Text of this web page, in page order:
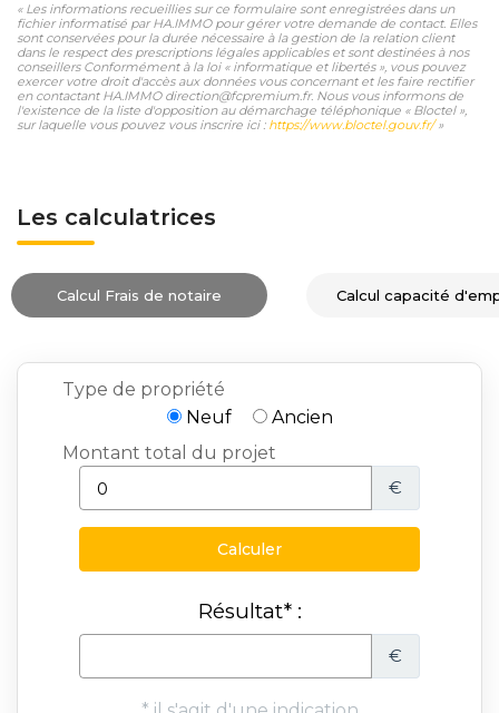
« Les informations recueillies sur ce formulaire sont enregistrées dans un
fichier informatisé par HA.IMMO pour gérer votre demande de contact. Elles
sont conservées pour la durée nécessaire à la gestion de la relation client
dans le respect des prescriptions légales applicables et sont destinées à nos
conseillers Conformément à la loi « informatique et libertés », vous pouvez
exercer votre droit d'accès aux données vous concernant et les faire rectifier
en contactant HA.IMMO direction@fcpremium.fr. Nous vous informons de
l'existence de la liste d'opposition au démarchage téléphonique « Bloctel »,
sur laquelle vous pouvez vous inscrire ici : https://www.bloctel.gouv.fr/»
Les calculatrices
Calcul Frais de notaire Calcul capacité